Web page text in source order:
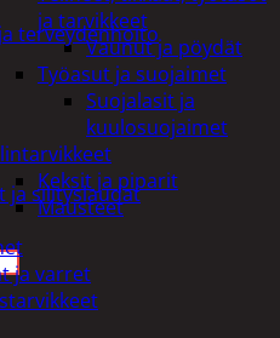
ja tarvikkeet
Vaunut ja pöydät
Työasut ja suojaimet
Suojalasit ja
kuulosuojaimet
Keksit ja piparit
Mausteet
terveydenhoito
ja silityslaudat
ja varret